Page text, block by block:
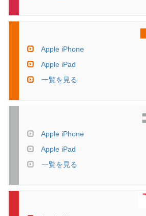
Apple iPhone
Apple iPad
一覧を見る
Apple iPhone
Apple iPad
一覧を見る